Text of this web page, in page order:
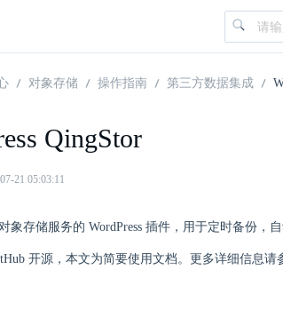
对象存储 操作指南 第三方数据集成
QingStor
21 05:03:11
象存储服务的 WordPress 插件，用于定时备份，自
开源，本文为简要使用文档。更多详细信息请